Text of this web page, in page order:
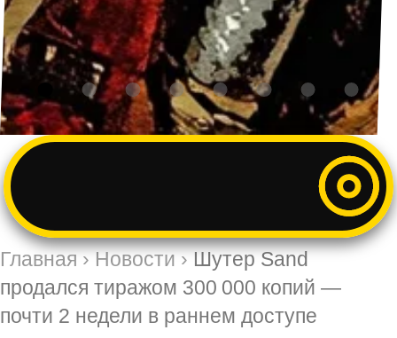
Главная›Новости›Шутер Sand
продался тиражом 300 000 копий —
почти 2 недели в раннем доступе